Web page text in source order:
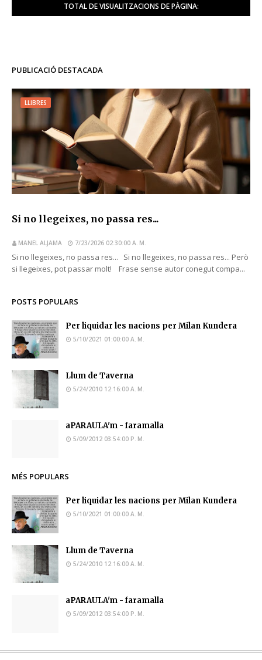
TOTAL DE VISUALITZACIONS DE PÀGINA:
PUBLICACIÓ DESTACADA
LLIBRES
Si no llegeixes, no passa res...
MANEL ALJAMA 7/23/2026 02:30:00 A. M.
Si no llegeixes, no passa res... Si no llegeixes, no passa res... Però
si llegeixes, pot passar molt! Frase sense autor conegut compa...
POSTS POPULARS
Per liquidar les nacions per Milan Kundera
5/10/2021 01:00:00 A. M.
Llum de Taverna
5/24/2010 12:16:00 A. M.
aPARAULA'm - faramalla
5/09/2012 03:54:00 P. M.
MÉS POPULARS
Per liquidar les nacions per Milan Kundera
5/10/2021 01:00:00 A. M.
Llum de Taverna
5/24/2010 12:16:00 A. M.
aPARAULA'm - faramalla
5/09/2012 03:54:00 P. M.